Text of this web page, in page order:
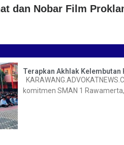
dan Nobar Film
Terapkan Akhlak Kelembutan
komitmen SMAN 1